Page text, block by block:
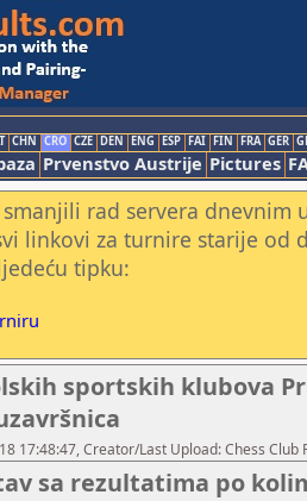
CHN CRO CZE DEN ENG ESP FAI FIN FRA GER
Prvenstvo Austrije Pictures
rad servera
linkovi za turnire starije od
tipku:
sportskih klubova
17:48:47, Creator/Last Upload: Chess Club
sa rezultatima po